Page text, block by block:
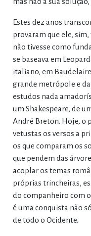
Estes dez anos
provaram que ele,
não tivesse como
se baseava em
italiano, em
grande metrópole e
estudos nada
um Shakespeare, de
André Breton. Hoje, o
vetustas os versos a
os que comparam os
que pendem das
acoplar os temas
próprias trincheiras,
do companheiro com
é uma conquista não
de todo o Ocidente.